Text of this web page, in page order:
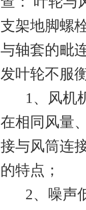
支架地脚螺
与轴套的毗
发叶轮不服
1、风机机
在相同风量
接与风筒连
的特点；
2、噪声低